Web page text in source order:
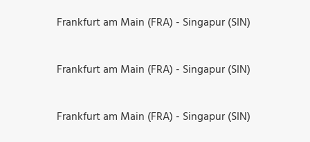
Frankfurt am Main (FRA) - Singapur (SIN)
Frankfurt am Main (FRA) - Singapur (SIN)
Frankfurt am Main (FRA) - Singapur (SIN)